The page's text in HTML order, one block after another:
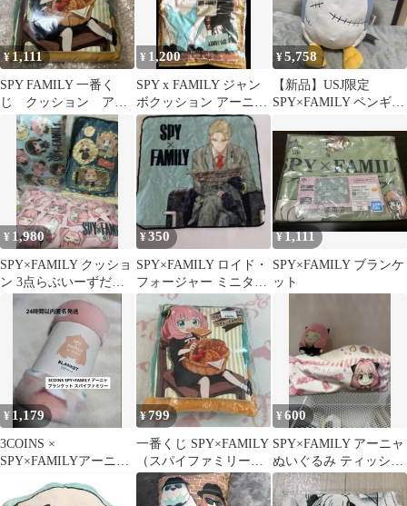
¥1,111
SPY FAMILY 一番く
じ クッション アー
ニャ・フォージャー
¥ 1,200
SPY x FAMILY ジャン
ボクッション アーニャ
とボンド スパイ
¥5,758
【新品】USJ限定
SPY×FAMILY ペンギン
¥ 1,980
SPY×FAMILY クッショ
ン 3点らぶいーずだき
ぐるみ すもっぴ 4点
セット
¥350
SPY×FAMILY ロイド・
フォージャー ミニタオ
ルハンカチ
¥1,111
SPY×FAMILY ブランケ
ット
¥ 1,179
3COINS ×
SPY×FAMILYアーニャ
内匿名発送
¥799
一番くじ SPY×FAMILY
（スパイファミリー）
D賞 クッション 1個
¥600
SPY×FAMILY アーニャ
ぬいぐるみ ティッシュ
カバー